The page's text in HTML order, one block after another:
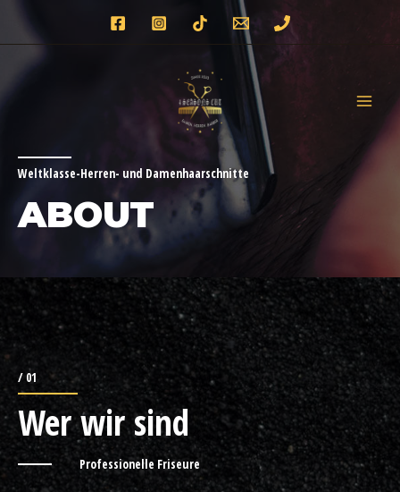
content
MENU
Weltklasse-Herren- und Damenhaarschnitte
ABOUT
/ 01
Wer wir sind
Professionelle Friseure